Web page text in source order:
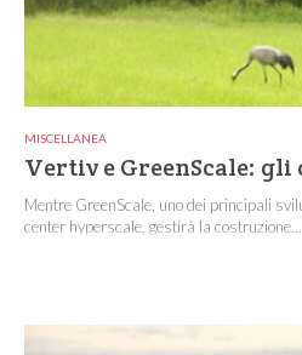
MISCELLANEA
Vertiv e GreenScale:
Mentre GreenScale, uno dei principali
center hyperscale, gestirà la costruzione...